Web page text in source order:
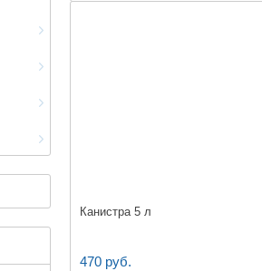
Канистра 5 л
470 руб.